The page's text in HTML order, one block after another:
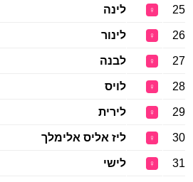
25
♀ לינה
26
♀ לינור
27
♀ לבנה
28
♀ לויס
29
♀ לירית
30
♀ ליז אליס אלימלך
31
♀ לישי